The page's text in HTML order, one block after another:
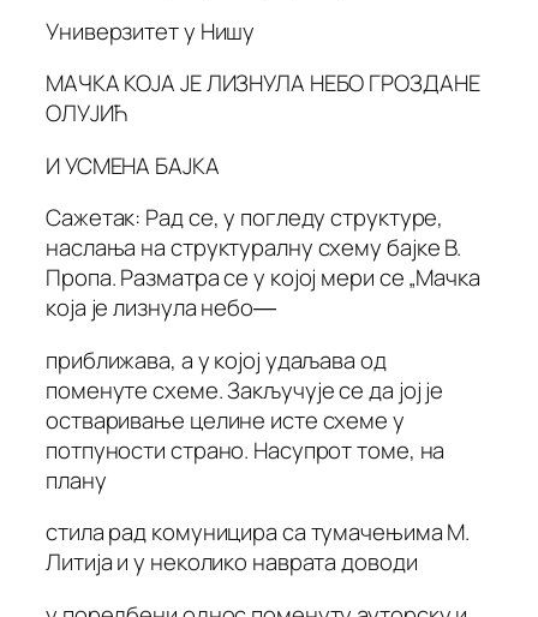
Универзитет у Нишу
МАЧКА КОЈА ЈЕ ЛИЗНУЛА НЕБО ГРОЗДАНЕ
ОЛУЈИЋ
И УСМЕНА БАЈКА
Сажетак: Рад се, у погледу структуре,
наслања на структуралну схему бајке В.
Пропа. Разматра се у којој мери се „Мачка
која је лизнула небо―
приближава, а у којој удаљава од
поменуте схеме. Закључује се да јој је
остваривање целине исте схеме у
потпуности страно. Насупрот томе, на
плану
стила рад комуницира са тумачењима М.
Литија и у неколико наврата доводи